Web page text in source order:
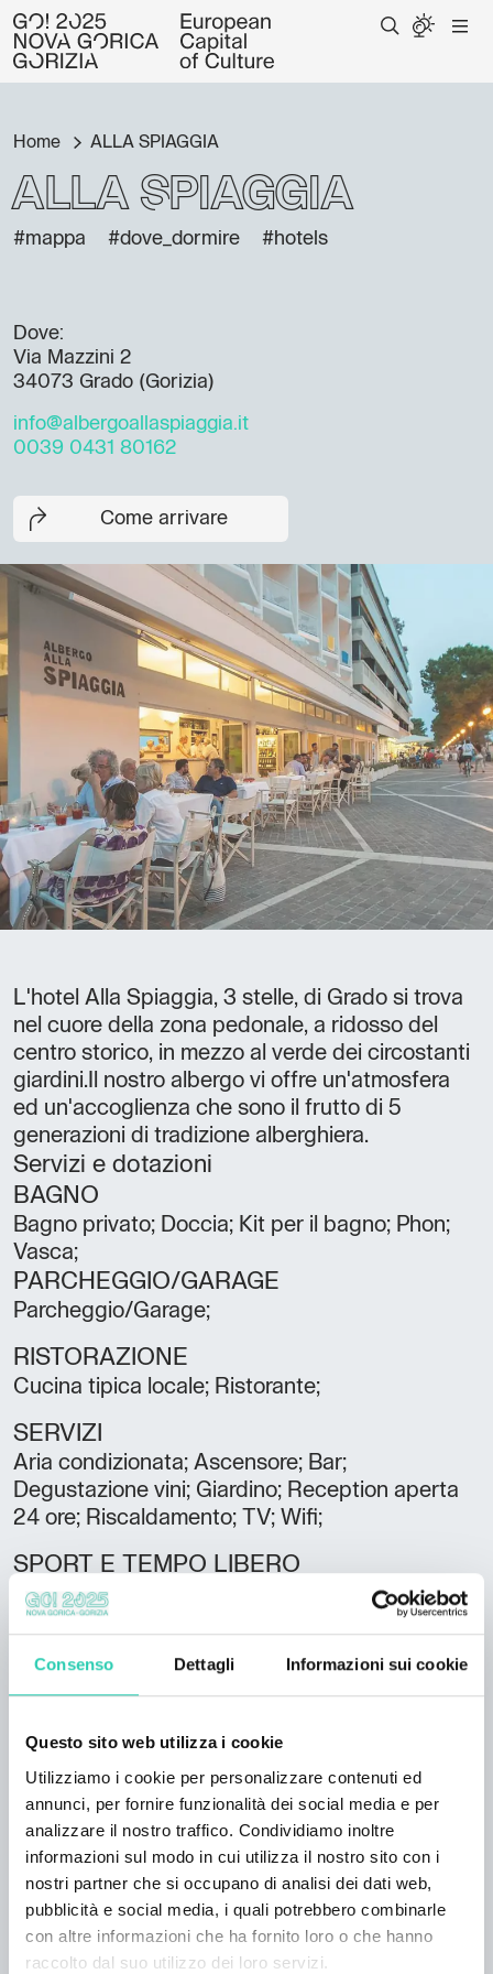
Consenso Dettagli Informazioni sui cookie
Questo sito web utilizza i cookie
Utilizziamo i cookie per personalizzare contenuti ed
annunci, per fornire funzionalità dei social media e per
analizzare il nostro traffico. Condividiamo inoltre
informazioni sul modo in cui utilizza il nostro sito con i
nostri partner che si occupano di analisi dei dati web,
pubblicità e social media, i quali potrebbero combinarle
con altre informazioni che ha fornito loro o che hanno
raccolto dal suo utilizzo dei loro servizi.
Home ALLA SPIAGGIA
ALLA SPIAGGIA
#mappa #dove_dormire #hotels
Dove:
Via Mazzini 2
34073 Grado (Gorizia)
info@albergoallaspiaggia.it
0039 0431 80162
Come arrivare
L'hotel Alla Spiaggia, 3 stelle, di Grado si trova
nel cuore della zona pedonale, a ridosso del
centro storico, in mezzo al verde dei circostanti
giardini.Il nostro albergo vi offre un'atmosfera
ed un'accoglienza che sono il frutto di 5
generazioni di tradizione alberghiera.
Servizi e dotazioni
BAGNO
Bagno privato; Doccia; Kit per il bagno; Phon;
Vasca;
PARCHEGGIO/GARAGE
Parcheggio/Garage;
RISTORAZIONE
Cucina tipica locale; Ristorante;
SERVIZI
Aria condizionata; Ascensore; Bar;
Degustazione vini; Giardino; Reception aperta
24 ore; Riscaldamento; TV; Wifi;
SPORT E TEMPO LIBERO
Noleggio biciclette;
Lingue parlate
Italiano; Inglese; Tedesco; Francese;
American Express; Visa; MasterCard;
Numero camere
Numero bagni
Numero letti